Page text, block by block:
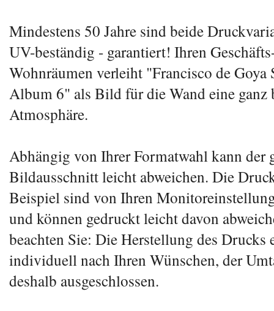
Mindestens 50 Jahre sind beide
UV-beständig - garantiert! Ihren
Wohnräumen verleiht "Francisco de Goya
Album 6" als Bild für die Wand eine ganz
Atmosphäre.
Abhängig von Ihrer Formatwahl kann der
Bildausschnitt leicht abweichen. Die
Beispiel sind von Ihren
und können gedruckt leicht davon
beachten Sie: Die Herstellung des Drucks
individuell nach Ihren Wünschen, der
deshalb ausgeschlossen.